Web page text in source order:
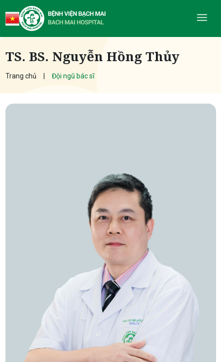
TS. BS. Nguyễn Hồng Thủy
Trang chủ Đội ngũ bác sĩ